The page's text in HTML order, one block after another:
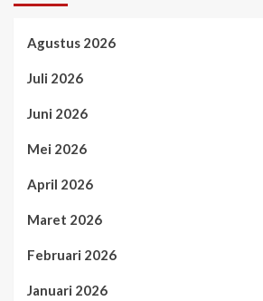
Agustus 2026
Juli 2026
Juni 2026
Mei 2026
April 2026
Maret 2026
Februari 2026
Januari 2026